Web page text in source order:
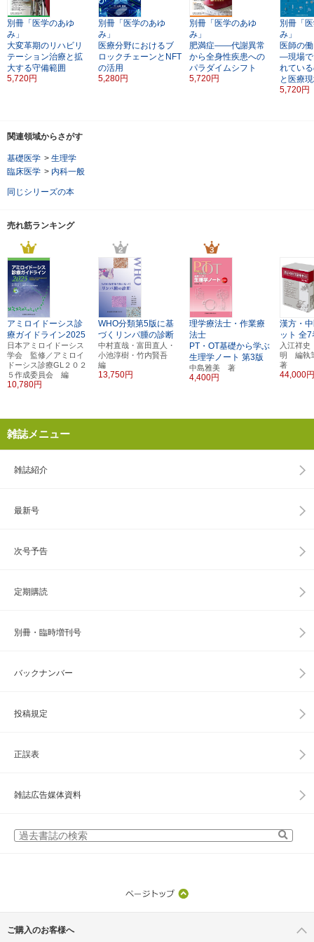
別冊「医学のあゆ
み」
大変革期のリハビリ
テーション治療と拡
大する守備範囲
5,720円
別冊「医学のあゆ
み」
医療分野におけるブ
ロックチェーンとNFT
の活用
5,280円
別冊「医学のあゆ
み」
肥満症――代謝異常
から全身性疾患への
パラダイムシフト
5,720円
別冊「
み」
医師の
―現場で
れてい
と医療
5,720円
関連領域からさがす
基礎医学 > 生理学
臨床医学 > 内科一般
同じシリーズの本
売れ筋ランキング
アミロイドーシス診
療ガイドライン2025
日本アミロイドーシス
学会 監修／アミロイ
ドーシス診療GL２０２
５作成委員会 編
10,780円
WHO分類第5版に基
づくリンパ腫の診断
中村直哉・富田直人・
小池淳樹・竹内賢吾
編
13,750円
理学療法士・作業療
法士
PT・OT基礎から学ぶ
生理学ノート 第3版
中島雅美 著
4,400円
漢方・
ット 全7
入江祥
明 編執
著
44,000
雑誌メニュー
雑誌紹介
最新号
次号予告
定期購読
別冊・臨時増刊号
バックナンバー
投稿規定
正誤表
雑誌広告媒体資料
ご購入のお客様へ